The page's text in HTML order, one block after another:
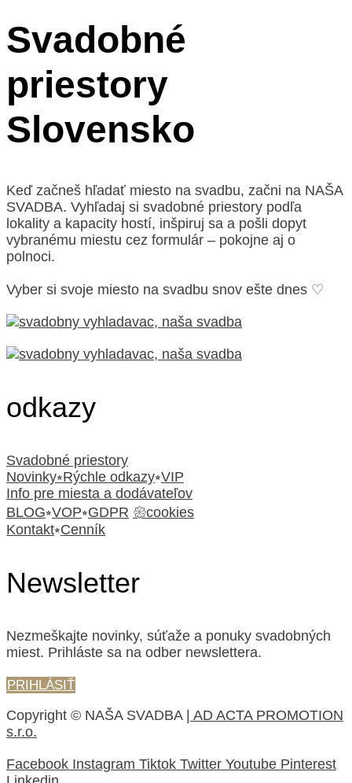
Svadobné
priestory
Slovensko
Keď začneš hľadať miesto na svadbu, začni na NAŠA
SVADBA. Vyhľadaj si svadobné priestory podľa
lokality a kapacity hostí, inšpiruj sa a pošli dopyt
vybranému miestu cez formulár – pokojne aj o
polnoci.
Vyber si svoje miesto na svadbu snov ešte dnes ♡
odkazy
Svadobné priestory
Novinky⭒Rýchle odkazy⭒VIP
Info pre miesta a dodávateľov
BLOG⭒VOP⭒GDPR 𑁍cookies
Kontakt⭒Cenník
Newsletter
Nezmeškajte novinky, súťaže a ponuky svadobných
miest. Prihláste sa na odber newslettera.
PRIHLÁSIŤ
Copyright © NAŠA SVADBA
| AD ACTA PROMOTION
s.r.o.
Facebook Instagram Tiktok Twitter Youtube Pinterest